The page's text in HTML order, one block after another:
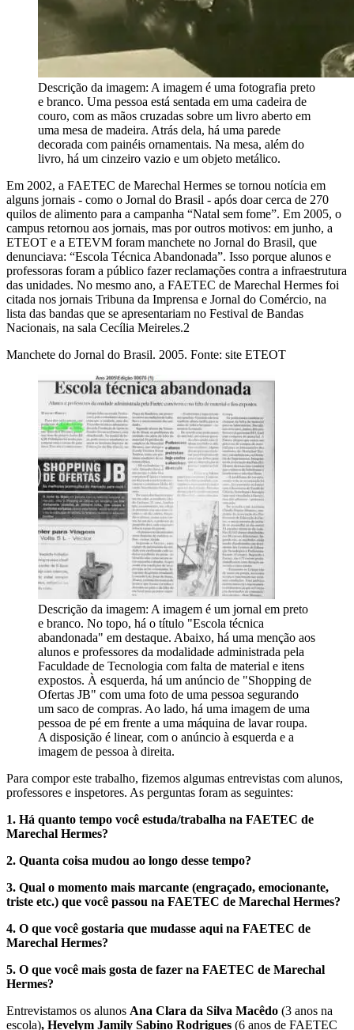
Descrição da imagem: A imagem é uma fotografia preto
e branco. Uma pessoa está sentada em uma cadeira de
couro, com as mãos cruzadas sobre um livro aberto em
uma mesa de madeira. Atrás dela, há uma parede
decorada com painéis ornamentais. Na mesa, além do
livro, há um cinzeiro vazio e um objeto metálico.
Em 2002, a FAETEC de Marechal Hermes se tornou notícia em
alguns jornais - como o Jornal do Brasil - após doar cerca de 270
quilos de alimento para a campanha “Natal sem fome”. Em 2005, o
campus retornou aos jornais, mas por outros motivos: em junho, a
ETEOT e a ETEVM foram manchete no Jornal do Brasil, que
denunciava: “Escola Técnica Abandonada”. Isso porque alunos e
professoras foram a público fazer reclamações contra a infraestrutura
das unidades. No mesmo ano, a FAETEC de Marechal Hermes foi
citada nos jornais Tribuna da Imprensa e Jornal do Comércio, na
lista das bandas que se apresentariam no Festival de Bandas
Nacionais, na sala Cecília Meireles.2
Manchete do Jornal do Brasil. 2005. Fonte: site ETEOT
Descrição da imagem: A imagem é um jornal em preto
e branco. No topo, há o título "Escola técnica
abandonada" em destaque. Abaixo, há uma menção aos
alunos e professores da modalidade administrada pela
Faculdade de Tecnologia com falta de material e itens
expostos. À esquerda, há um anúncio de "Shopping de
Ofertas JB" com uma foto de uma pessoa segurando
um saco de compras. Ao lado, há uma imagem de uma
pessoa de pé em frente a uma máquina de lavar roupa.
A disposição é linear, com o anúncio à esquerda e a
imagem de pessoa à direita.
Para compor este trabalho, fizemos algumas entrevistas com alunos,
professores e inspetores. As perguntas foram as seguintes:
1. Há quanto tempo você estuda/trabalha na FAETEC de
Marechal Hermes?
2. Quanta coisa mudou ao longo desse tempo?
3. Qual o momento mais marcante (engraçado, emocionante,
triste etc.) que você passou na FAETEC de Marechal Hermes?
4. O que você gostaria que mudasse aqui na FAETEC de
Marechal Hermes?
5. O que você mais gosta de fazer na FAETEC de Marechal
Hermes?
Entrevistamos os alunos Ana Clara da Silva Macêdo (3 anos na
escola), Hevelym Jamily Sabino Rodrigues (6 anos de FAETEC